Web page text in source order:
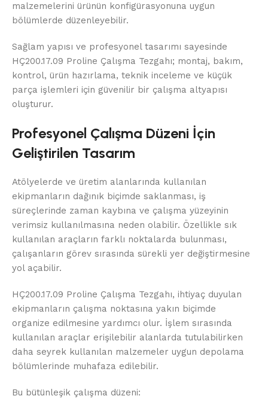
malzemelerini ürünün konfigürasyonuna uygun
bölümlerde düzenleyebilir.
Sağlam yapısı ve profesyonel tasarımı sayesinde
HÇ200.17.09 Proline Çalışma Tezgahı; montaj, bakım,
kontrol, ürün hazırlama, teknik inceleme ve küçük
parça işlemleri için güvenilir bir çalışma altyapısı
oluşturur.
Profesyonel Çalışma Düzeni İçin
Geliştirilen Tasarım
Atölyelerde ve üretim alanlarında kullanılan
ekipmanların dağınık biçimde saklanması, iş
süreçlerinde zaman kaybına ve çalışma yüzeyinin
verimsiz kullanılmasına neden olabilir. Özellikle sık
kullanılan araçların farklı noktalarda bulunması,
çalışanların görev sırasında sürekli yer değiştirmesine
yol açabilir.
HÇ200.17.09 Proline Çalışma Tezgahı, ihtiyaç duyulan
ekipmanların çalışma noktasına yakın biçimde
organize edilmesine yardımcı olur. İşlem sırasında
kullanılan araçlar erişilebilir alanlarda tutulabilirken
daha seyrek kullanılan malzemeler uygun depolama
bölümlerinde muhafaza edilebilir.
Bu bütünleşik çalışma düzeni: